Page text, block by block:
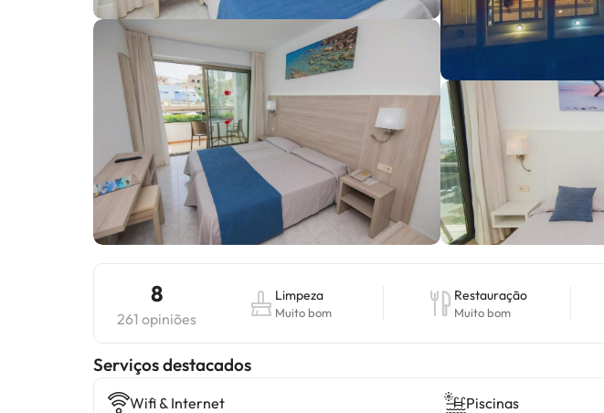
8
261 opiniões
Limpeza
Muito bom
Restauração
Muito bom
Serviços destacados
Wifi & Internet Piscinas